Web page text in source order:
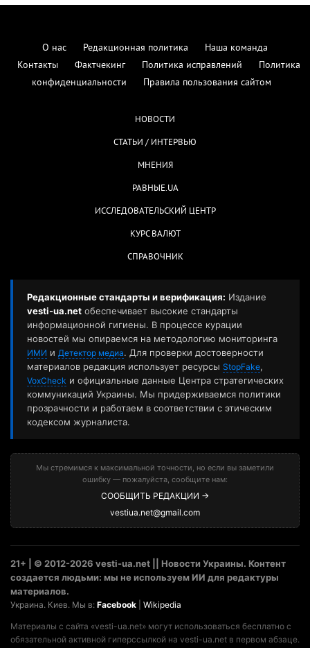
О нас Редакционная политика
Наша команда
Контакты
Фактчекинг Политика исправлений
Политика
конфиденциальности
Правила пользования сайтом
НОВОСТИ
СТАТЬИ / ИНТЕРВЬЮ
МНЕНИЯ
РАВНЫЕ.UA
ИССЛЕДОВАТЕЛЬСКИЙ ЦЕНТР
КУРС ВАЛЮТ
СПРАВОЧНИК
Редакционные стандарты и верификация: Издание
vesti-ua.net обеспечивает высокие стандарты
информационной гигиены. В процессе курации
новостей мы опираемся на методологию мониторинга
ИМИ и Детектор медиа. Для проверки достоверности
материалов редакция использует ресурсы StopFake,
VoxCheck и официальные данные Центра стратегических
коммуникаций Украины. Мы придерживаемся политики
прозрачности и работаем в соответствии с этическим
кодексом журналиста.
Мы стремимся к максимальной точности, но если вы заметили
ошибку — пожалуйста, сообщите нам:
СООБЩИТЬ РЕДАКЦИИ →
vestiua.net@gmail.com
21+ | © 2012-2026 vesti-ua.net || Новости Украины. Контент
создается людьми: мы не используем ИИ для редактуры
материалов.
Украина. Киев. Мы в: Facebook Wikipedia
Материалы с сайта «vesti-ua.net» могут использоваться бесплатно с
обязательной активной гиперссылкой на vesti-ua.net в первом абзаце.